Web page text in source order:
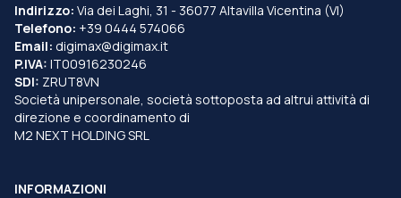
Indirizzo: Via dei Laghi, 31 - 36077 Altavilla Vicentina (VI)
Telefono: +39 0444 574066
Email: digimax@digimax.it
P.IVA: IT00916230246
SDI: ZRUT8VN
Società unipersonale, società sottoposta ad altrui attività di
direzione e coordinamento di
M2 NEXT HOLDING SRL
INFORMAZIONI